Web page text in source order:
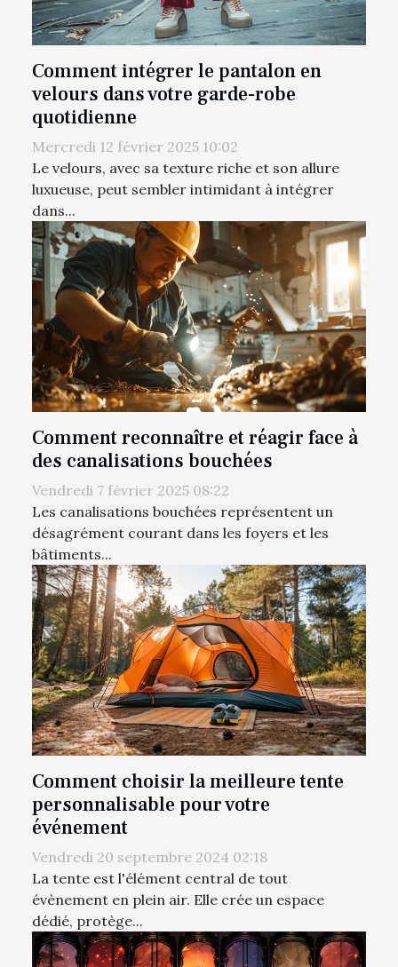
Comment intégrer le pantalon en
velours dans votre garde-robe
quotidienne
Mercredi 12 février 2025 10:02
Le velours, avec sa texture riche et son allure
luxueuse, peut sembler intimidant à intégrer
dans...
Comment reconnaître et réagir face à
des canalisations bouchées
Vendredi 7 février 2025 08:22
Les canalisations bouchées représentent un
désagrément courant dans les foyers et les
bâtiments...
Comment choisir la meilleure tente
personnalisable pour votre
événement
Vendredi 20 septembre 2024 02:18
La tente est l'élément central de tout
évènement en plein air. Elle crée un espace
dédié, protège...